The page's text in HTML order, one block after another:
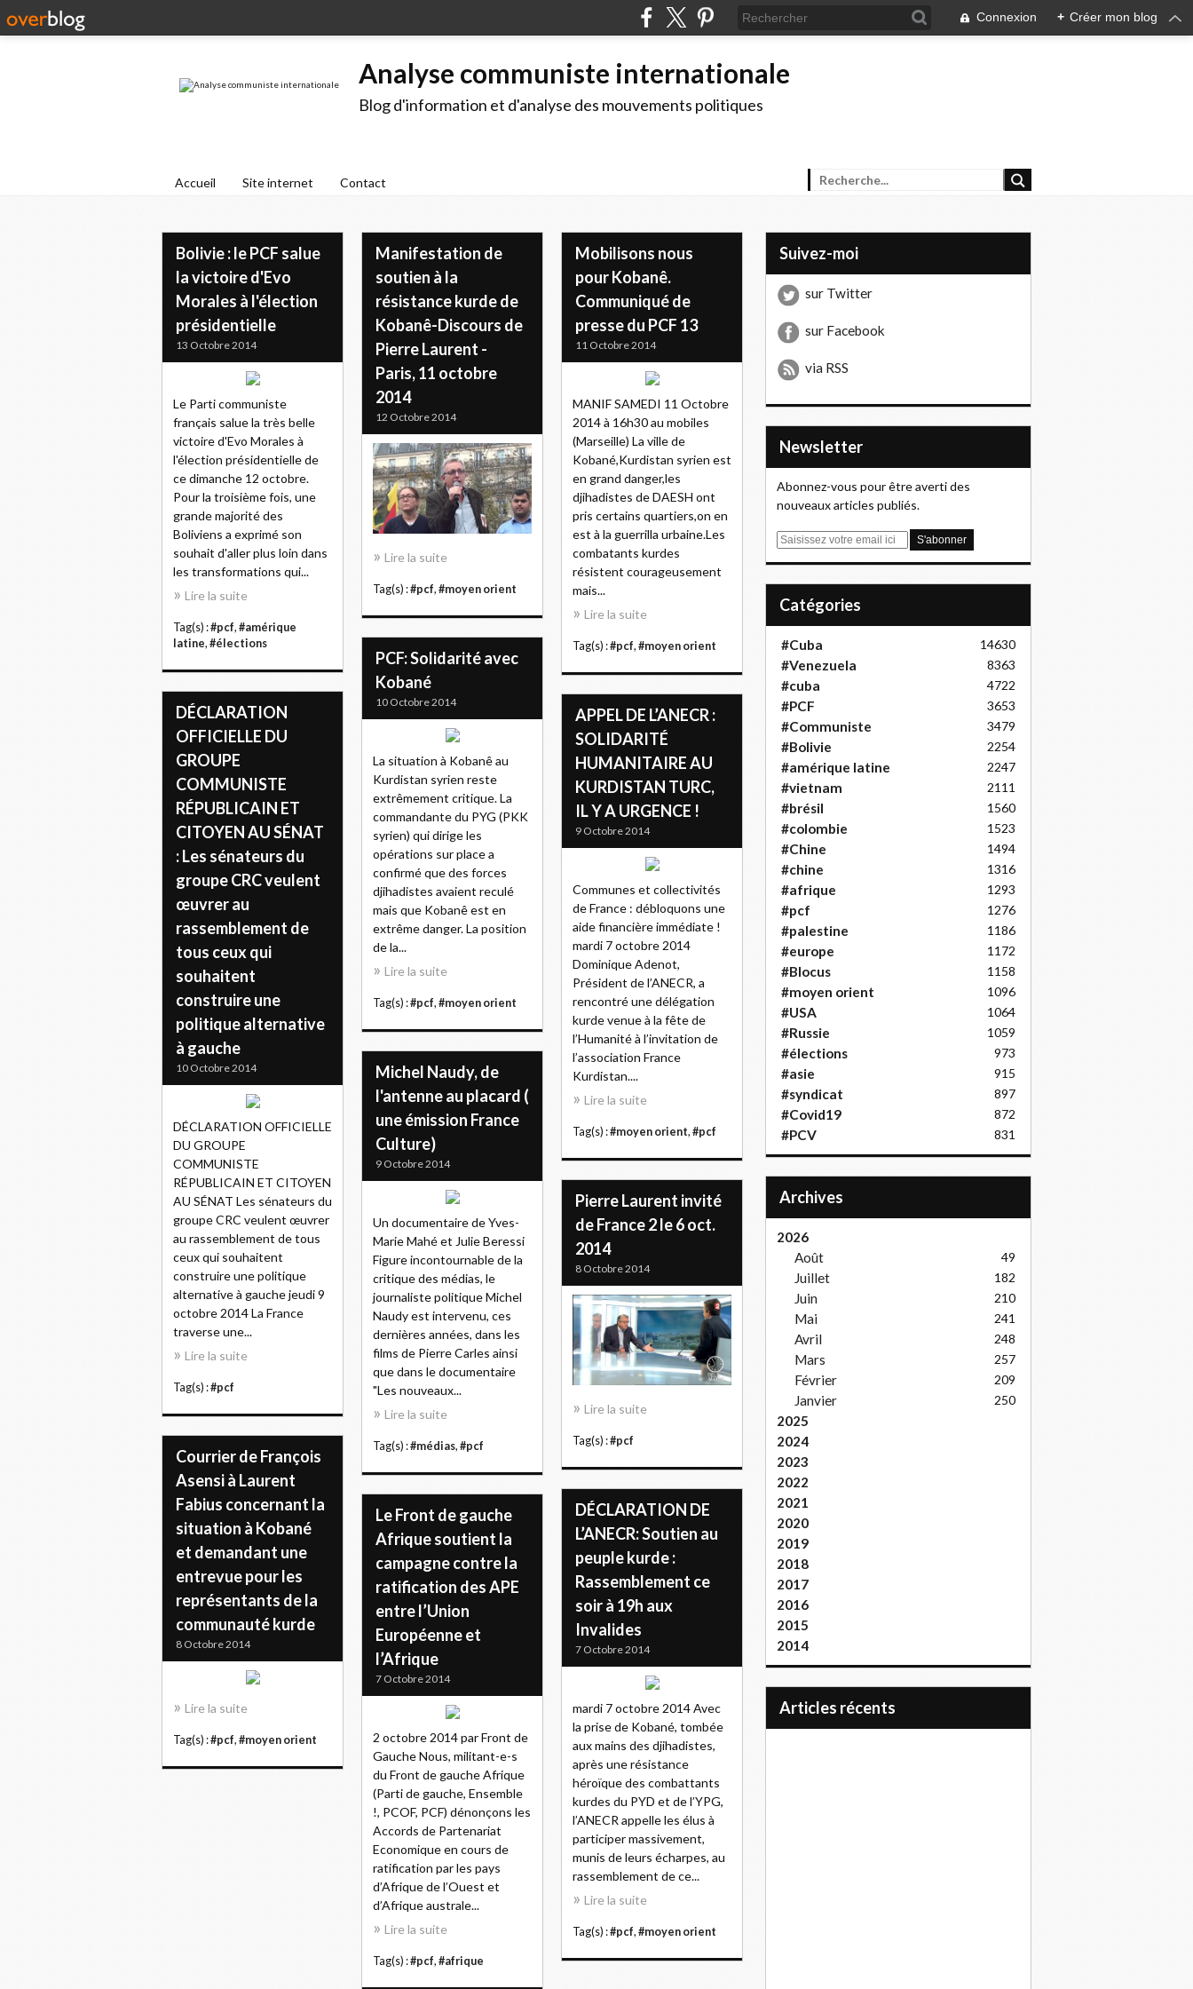
Connexion + Créer mon blog
Analyse communiste internationale
Blog d'information et d'analyse des mouvements politiques
Accueil Site internet Contact
Bolivie : le PCF salue
la victoire d'Evo
Morales à l'élection
présidentielle
13 Octobre 2014
Le Parti communiste
français salue la très belle
victoire d'Evo Morales à
l'élection présidentielle de
ce dimanche 12 octobre.
Pour la troisième fois, une
grande majorité des
Boliviens a exprimé son
souhait d'aller plus loin dans
les transformations qui...
Lire la suite
Tag(s) :#pcf, #amérique
latine, #élections
Manifestation de
soutien à la
résistance kurde de
Kobanê-Discours de
Pierre Laurent -
Paris, 11 octobre
2014
12 Octobre 2014
Lire la suite
Tag(s) :#pcf, #moyen orient
Mobilisons nous
pour Kobanê.
Communiqué de
presse du PCF 13
11 Octobre 2014
MANIF SAMEDI 11 Octobre
2014 à 16h30 au mobiles
(Marseille) La ville de
Kobané,Kurdistan syrien est
en grand danger,les
djihadistes de DAESH ont
pris certains quartiers,on en
est à la guerrilla urbaine.Les
combatants kurdes
résistent courageusement
mais...
Lire la suite
Tag(s) :#pcf, #moyen orient
PCF: Solidarité avec
Kobané
10 Octobre 2014
La situation à Kobanê au
Kurdistan syrien reste
extrêmement critique. La
commandante du PYG (PKK
syrien) qui dirige les
opérations sur place a
confirmé que des forces
djihadistes avaient reculé
mais que Kobanê est en
extrême danger. La position
de la...
Lire la suite
Tag(s) :#pcf, #moyen orient
DÉCLARATION
OFFICIELLE DU
GROUPE
COMMUNISTE
RÉPUBLICAIN ET
CITOYEN AU SÉNAT
: Les sénateurs du
groupe CRC veulent
œuvrer au
rassemblement de
tous ceux qui
souhaitent
construire une
politique alternative
à gauche
10 Octobre 2014
DÉCLARATION OFFICIELLE
DU GROUPE
COMMUNISTE
RÉPUBLICAIN ET CITOYEN
AU SÉNAT Les sénateurs du
groupe CRC veulent œuvrer
au rassemblement de tous
ceux qui souhaitent
construire une politique
alternative à gauche jeudi 9
octobre 2014 La France
traverse une...
Lire la suite
Tag(s) :#pcf
APPEL DE L’ANECR :
SOLIDARITÉ
HUMANITAIRE AU
KURDISTAN TURC,
IL Y A URGENCE !
9 Octobre 2014
Communes et collectivités
de France : débloquons une
aide financière immédiate !
mardi 7 octobre 2014
Dominique Adenot,
Président de l’ANECR, a
rencontré une délégation
kurde venue à la fête de
l’Humanité à l’invitation de
l’association France
Kurdistan....
Lire la suite
Tag(s) :#moyen orient, #pcf
Michel Naudy, de
l'antenne au placard (
une émission France
Culture)
9 Octobre 2014
Un documentaire de Yves-
Marie Mahé et Julie Beressi
Figure incontournable de la
critique des médias, le
journaliste politique Michel
Naudy est intervenu, ces
dernières années, dans les
films de Pierre Carles ainsi
que dans le documentaire
"Les nouveaux...
Lire la suite
Tag(s) :#médias, #pcf
Pierre Laurent invité
de France 2 le 6 oct.
2014
8 Octobre 2014
Lire la suite
Tag(s) :#pcf
Courrier de François
Asensi à Laurent
Fabius concernant la
situation à Kobané
et demandant une
entrevue pour les
représentants de la
communauté kurde
8 Octobre 2014
Lire la suite
Tag(s) :#pcf, #moyen orient
DÉCLARATION DE
L’ANECR: Soutien au
peuple kurde :
Rassemblement ce
soir à 19h aux
Invalides
7 Octobre 2014
mardi 7 octobre 2014 Avec
la prise de Kobané, tombée
aux mains des djihadistes,
après une résistance
héroïque des combattants
kurdes du PYD et de l’YPG,
l’ANECR appelle les élus à
participer massivement,
munis de leurs écharpes, au
rassemblement de ce...
Lire la suite
Tag(s) :#pcf, #moyen orient
Le Front de gauche
Afrique soutient la
campagne contre la
ratification des APE
entre l’Union
Européenne et
l’Afrique
7 Octobre 2014
2 octobre 2014 par Front de
Gauche Nous, militant-e-s
du Front de gauche Afrique
(Parti de gauche, Ensemble
!, PCOF, PCF) dénonçons les
Accords de Partenariat
Economique en cours de
ratification par les pays
d’Afrique de l’Ouest et
d’Afrique australe...
Lire la suite
Tag(s) :#pcf, #afrique
Suivez-moi
sur Twitter
sur Facebook
via RSS
Newsletter
Abonnez-vous pour être averti des
nouveaux articles publiés.
E
Catégories
#Cuba 14630
#Venezuela 8363
#cuba 4722
#PCF 3653
#Communiste 3479
#Bolivie 2254
#amérique latine 2247
#vietnam 2111
#brésil 1560
#colombie 1523
#Chine 1494
#chine 1316
#afrique 1293
#pcf 1276
#palestine 1186
#europe 1172
#Blocus 1158
#moyen orient 1096
#USA 1064
#Russie 1059
#élections 973
#asie 915
#syndicat 897
#Covid19 872
#PCV 831
Archives
2026
Août
49
Juillet 182
Juin 210
Mai 241
Avril 248
Mars 257
Février 209
Janvier 250
2025
2024
2023
2022
2021
2020
2019
2018
2017
2016
2015
2014
articles récents